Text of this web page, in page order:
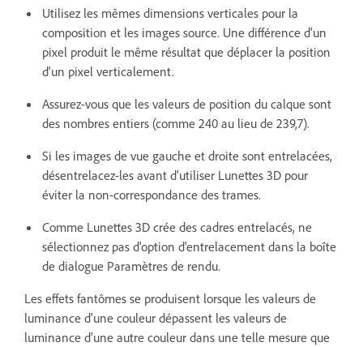
Utilisez les mêmes dimensions verticales pour la
composition et les images source. Une différence d'un
pixel produit le même résultat que déplacer la position
d'un pixel verticalement.
Assurez-vous que les valeurs de position du calque sont
des nombres entiers (comme 240 au lieu de 239,7).
Si les images de vue gauche et droite sont entrelacées,
désentrelacez-les avant d'utiliser Lunettes 3D pour
éviter la non-correspondance des trames.
Comme Lunettes 3D crée des cadres entrelacés, ne
sélectionnez pas d'option d'entrelacement dans la boîte
de dialogue Paramètres de rendu.
Les effets fantômes se produisent lorsque les valeurs de
luminance d'une couleur dépassent les valeurs de
luminance d'une autre couleur dans une telle mesure que